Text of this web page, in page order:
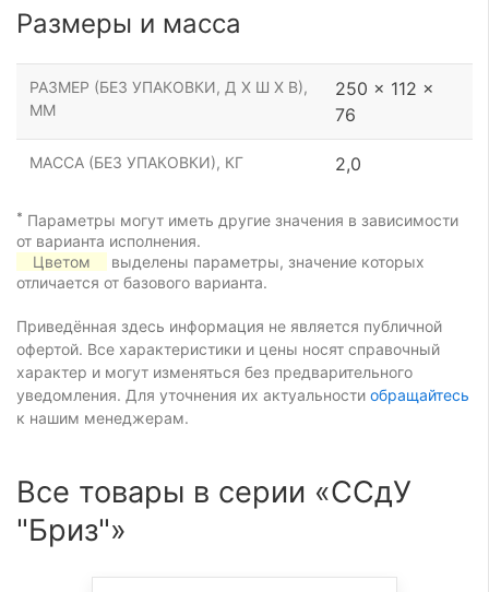
Размеры и масса
РАЗМЕР (БЕЗ УПАКОВКИ, Д Х Ш Х В),
ММ
250 x 112 x
76
МАССА (БЕЗ УПАКОВКИ), КГ 2,0
* Параметры могут иметь другие значения в зависимости
от варианта исполнения.
Цветом
выделены параметры, значение которых
отличается от базового варианта.
Приведённая здесь информация не является публичной
офертой. Все характеристики и цены носят справочный
характер и могут изменяться без предварительного
уведомления. Для уточнения их актуальности обращайтесь
к нашим менеджерам.
Все товары в серии «ССдУ
"Бриз"»